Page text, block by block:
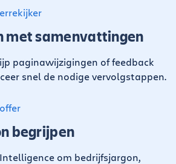
met samenvattingen
paginawijzigingen of feedback
snel de nodige vervolgstappen.
begrijpen
om bedrijfsjargon,